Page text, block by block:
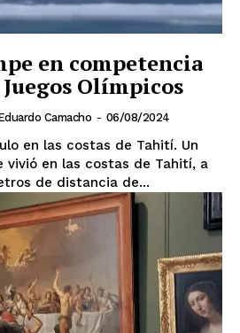
en competencia
Olímpicos
Camacho - 06/08/2024
en las costas de Tahití. Un
vivió en las costas de Tahití, a
de distancia de...